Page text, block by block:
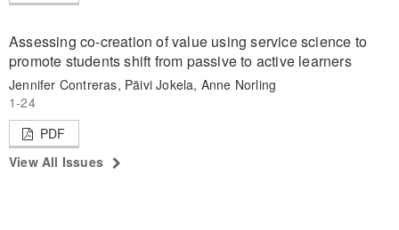
Assessing co-creation of value using service science to
promote students shift from passive to active learners
Jennifer Contreras, Päivi Jokela, Anne Norling
1-24
PDF
View All Issues